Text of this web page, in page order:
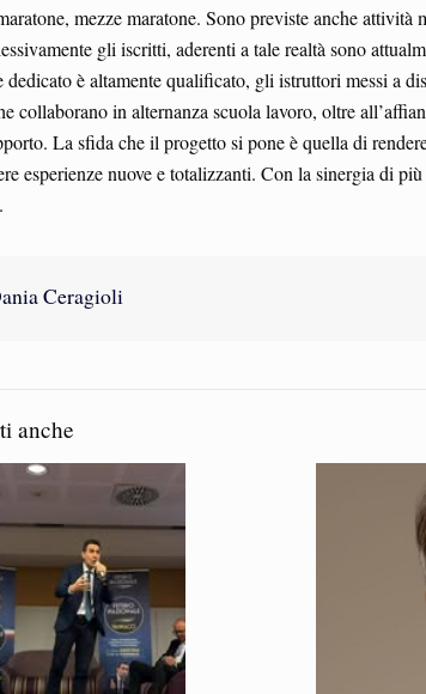
mezze maratone. Sono previste anche
gli iscritti, aderenti a tale realtà sono
dedicato è altamente qualificato, gli istruttori messi a
collaborano in alternanza scuola lavoro, oltre
La sfida che il progetto si pone è quella di
esperienze nuove e totalizzanti. Con la sinergia di
Ceragioli
anche